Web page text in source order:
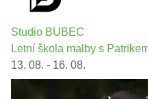
Studio BUBEC
Letní škola malby s
13. 08. - 16. 08.